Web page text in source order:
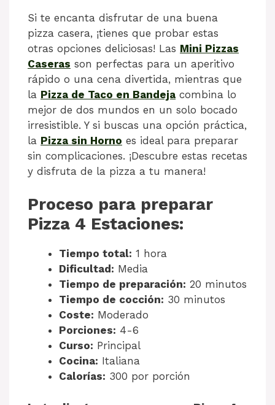
Si te encanta disfrutar de una buena
pizza casera, ¡tienes que probar estas
otras opciones deliciosas! Las Mini Pizzas
Caseras son perfectas para un aperitivo
rápido o una cena divertida, mientras que
la Pizza de Taco en Bandeja combina lo
mejor de dos mundos en un solo bocado
irresistible. Y si buscas una opción práctica,
la Pizza sin Horno es ideal para preparar
sin complicaciones. ¡Descubre estas recetas
y disfruta de la pizza a tu manera!
Proceso para preparar
Pizza 4 Estaciones:
Tiempo total: 1 hora
Dificultad: Media
Tiempo de preparación: 20 minutos
Tiempo de cocción: 30 minutos
Coste: Moderado
Porciones: 4-6
Curso: Principal
Cocina: Italiana
Calorías: 300 por porción